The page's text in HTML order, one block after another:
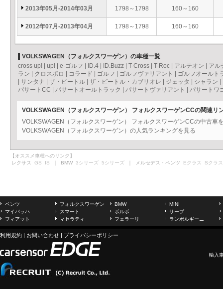
2013年05月-2014年03月 1798～1798 160～160
2012年07月-2013年04月 1798～1798 160～160
VOLKSWAGEN（フォルクスワーゲン）の車種一覧
cross up!
up! e-ゴルフ ID.4 ID.Buzz T-Cross T-Roc アルテオン
アル
ラン
クロスポロ コラード ゴルフ ゴルフヴァリアント
ゴルフオールト
サンタナ ザ・ビートル ザ・ビートル・カブリオレ ジェッタ シャラン
パサートCC
パサートオールトラック パサートヴァリアント パサートワ
VOLKSWAGEN（フォルクスワーゲン） フォルクスワーゲンCCの関連リ
VOLKSWAGEN（フォルクスワーゲン） フォルクスワーゲンCCの中古車
VOLKSWAGEN（フォルクスワーゲン）の人気ランキングを見る
【オススメ車種へのリンク】
レクサス GS IS ｜ BMW 3シリーズ 5シリーズ ｜ メルセデス・ベンツ Eクラス Sクラス
ベンツ フォルクスワーゲン BMW
MINI
マイバッハ
スマート ボルボ
サーブ
フィアット
マセラティ フェラーリ ランボルギーニ
利用規約 | お問い合わせ | プライバシーポリシー
輸入